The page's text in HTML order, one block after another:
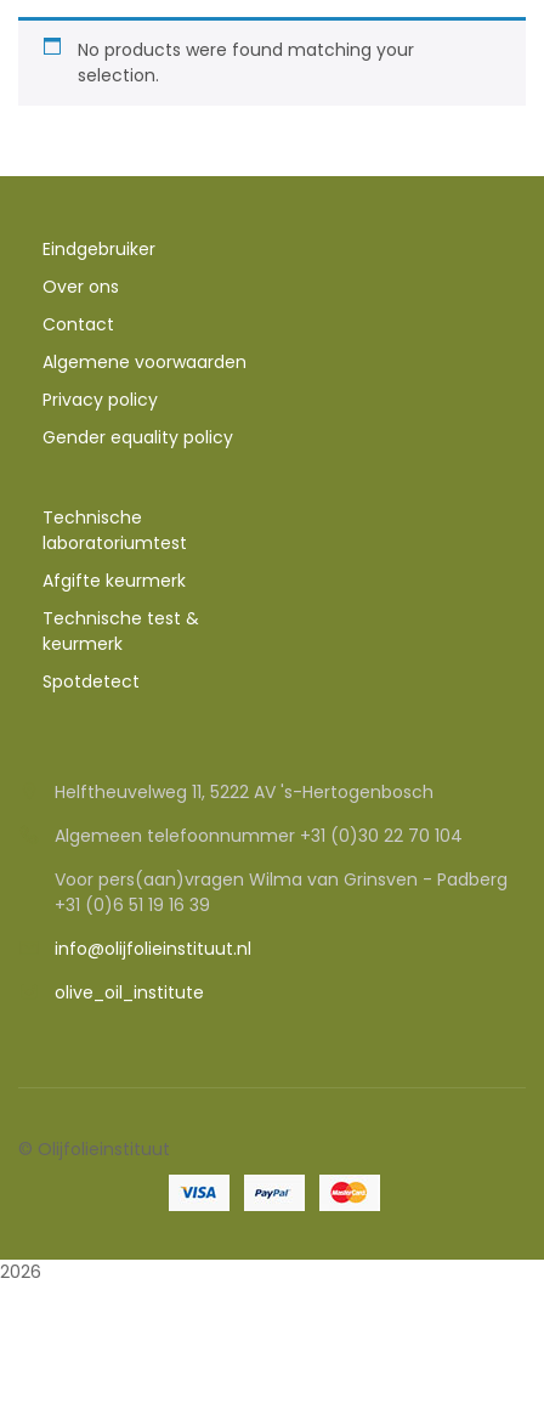
No products were found matching your
selection.
Eindgebruiker
Over ons
Contact
Algemene voorwaarden
Privacy policy
Gender equality policy
Technische
laboratoriumtest
Afgifte keurmerk
Technische test &
keurmerk
Spotdetect
Helftheuvelweg 11, 5222 AV 's-Hertogenbosch
Algemeen telefoonnummer +31 (0)30 22 70 104
Voor pers(aan)vragen Wilma van Grinsven - Padberg
+31 (0)6 51 19 16 39
info@olijfolieinstituut.nl
olive_oil_institute
© Olijfolieinstituut
2026